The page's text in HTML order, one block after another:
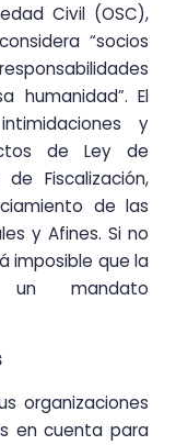
Civil (OSC),
“socios
humanidad”. El
y
de Ley de
Fiscalización,
de las
y Afines. Si no
imposible que la
un mandato
organizaciones
en cuenta para